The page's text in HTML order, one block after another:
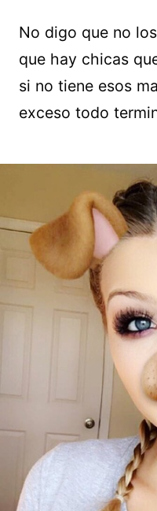
No digo que no
que hay chicas
si no tiene esos
exceso todo